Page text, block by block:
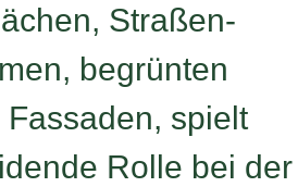
Straßen-
begrünten
spielt
Rolle bei der